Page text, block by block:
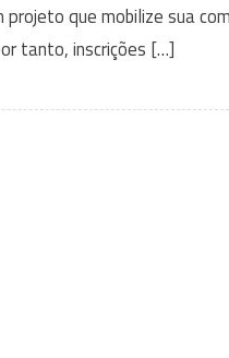
que mobilize sua
tanto, inscrições […]